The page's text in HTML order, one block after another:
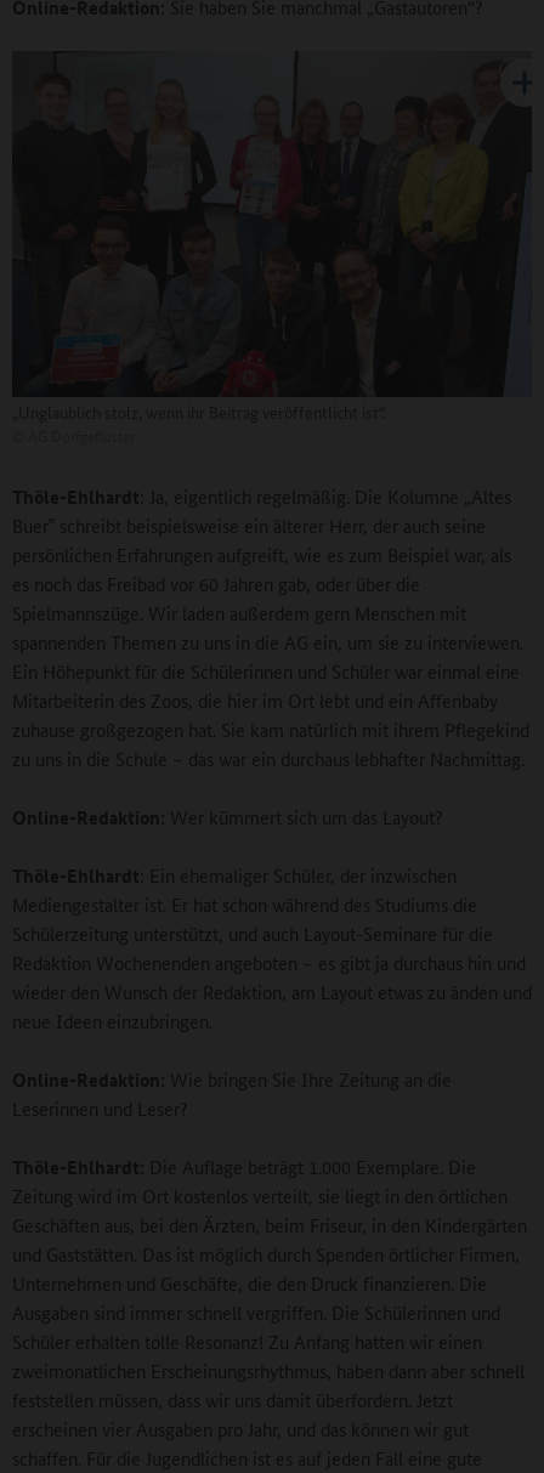
Online-Redaktion: Sie haben Sie manchmal „Gastautoren“?
Thöle-Ehlhardt : Ja, eigentlich regelmäßig. Die Kolumne „Altes
Buer‟ schreibt beispielsweise ein älterer Herr, der auch seine
persönlichen Erfahrungen aufgreift, wie es zum Beispiel war, als
es noch das Freibad vor 60 Jahren gab, oder über die
Spielmannszüge. Wir laden außerdem gern Menschen mit
spannenden Themen zu uns in die AG ein, um sie zu interviewen.
Ein Höhepunkt für die Schülerinnen und Schüler war einmal eine
Mitarbeiterin des Zoos, die hier im Ort lebt und ein Affenbaby
zuhause großgezogen hat. Sie kam natürlich mit ihrem Pflegekind
zu uns in die Schule – das war ein durchaus lebhafter Nachmittag.
Online-Redaktion: Wer kümmert sich um das Layout?
Thöle-Ehlhardt : Ein ehemaliger Schüler, der inzwischen
Mediengestalter ist. Er hat schon während des Studiums die
Schülerzeitung unterstützt, und auch Layout-Seminare für die
Redaktion Wochenenden angeboten – es gibt ja durchaus hin und
wieder den Wunsch der Redaktion, am Layout etwas zu änden und
neue Ideen einzubringen.
Online-Redaktion: Wie bringen Sie Ihre Zeitung an die
Leserinnen und Leser?
Thöle-Ehlhardt: Die Auflage beträgt 1.000 Exemplare. Die
Zeitung wird im Ort kostenlos verteilt, sie liegt in den örtlichen
Geschäften aus, bei den Ärzten, beim Friseur, in den Kindergärten
und Gaststätten. Das ist möglich durch Spenden örtlicher Firmen,
Unternehmen und Geschäfte, die den Druck finanzieren. Die
Ausgaben sind immer schnell vergriffen. Die Schülerinnen und
Schüler erhalten tolle Resonanz! Zu Anfang hatten wir einen
zweimonatlichen Erscheinungsrhythmus, haben dann aber schnell
feststellen müssen, dass wir uns damit überfordern. Jetzt
erscheinen vier Ausgaben pro Jahr, und das können wir gut
schaffen. Für die Jugendlichen ist es auf jeden Fall eine gute